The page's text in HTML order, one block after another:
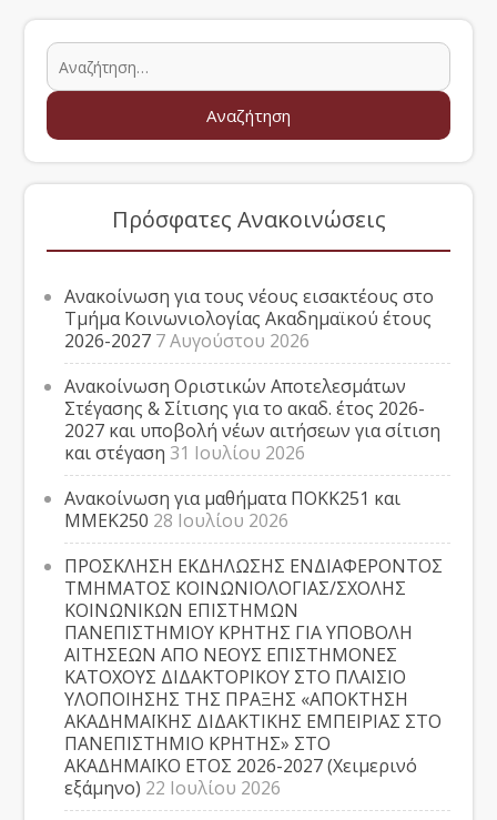
Πρόσφατες Ανακοινώσεις
Ανακοίνωση για τους νέους εισακτέους στο
Τμήμα Κοινωνιολογίας Ακαδημαϊκού έτους
2026-2027 7 Αυγούστου 2026
Ανακοίνωση Οριστικών Αποτελεσμάτων
Στέγασης & Σίτισης για το ακαδ. έτος 2026-
2027 και υποβολή νέων αιτήσεων για σίτιση
και στέγαση 31 Ιουλίου 2026
Ανακοίνωση για μαθήματα ΠΟΚΚ251 και
ΜΜΕΚ250 28 Ιουλίου 2026
ΠΡΟΣΚΛΗΣΗ ΕΚΔΗΛΩΣΗΣ ΕΝΔΙΑΦΕΡΟΝΤΟΣ
ΤΜΗΜΑΤΟΣ ΚΟΙΝΩΝΙΟΛΟΓΙΑΣ/ΣΧΟΛΗΣ
ΚΟΙΝΩΝΙΚΩΝ ΕΠΙΣΤΗΜΩΝ
ΠΑΝΕΠΙΣΤΗΜΙΟΥ ΚΡΗΤΗΣ ΓΙΑ ΥΠΟΒΟΛΗ
ΑΙΤΗΣΕΩΝ ΑΠΟ ΝΕΟΥΣ ΕΠΙΣΤΗΜΟΝΕΣ
ΚΑΤΟΧΟΥΣ ΔΙΔΑΚΤΟΡΙΚΟΥ ΣΤΟ ΠΛΑΙΣΙΟ
ΥΛΟΠΟΙΗΣΗΣ ΤΗΣ ΠΡΑΞΗΣ «ΑΠΟΚΤΗΣΗ
ΑΚΑΔΗΜΑΪΚΗΣ ΔΙΔΑΚΤΙΚΗΣ ΕΜΠΕΙΡΙΑΣ ΣΤΟ
ΠΑΝΕΠΙΣΤΗΜΙΟ ΚΡΗΤΗΣ» ΣΤΟ
ΑΚΑΔΗΜΑΪΚΟ ΕΤΟΣ 2026-2027 (Χειμερινό
εξάμηνο) 22 Ιουλίου 2026